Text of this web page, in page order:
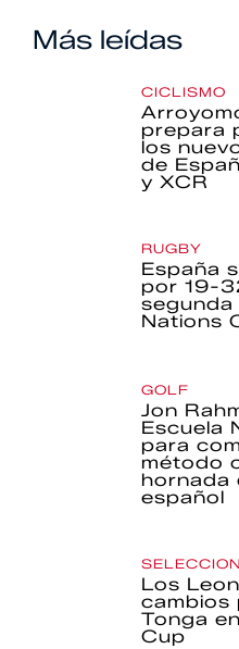
Más leídas
CICLISMO
prepara
los
de
y XCR
RUGBY
España
por 19-
segunda
Nations
GOLF
Jon
Escuela
para
método
hornada
español
Los
cambios
Tonga
Cup